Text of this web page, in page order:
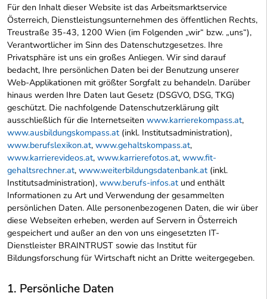
Für den Inhalt dieser Website ist das Arbeitsmarktservice
Österreich, Dienstleistungsunternehmen des öffentlichen Rechts,
Treustraße 35-43, 1200 Wien (im Folgenden „wir“ bzw. „uns“),
Verantwortlicher im Sinn des Datenschutzgesetzes. Ihre
Privatsphäre ist uns ein großes Anliegen. Wir sind darauf
bedacht, Ihre persönlichen Daten bei der Benutzung unserer
Web-Applikationen mit größter Sorgfalt zu behandeln. Darüber
hinaus werden Ihre Daten laut Gesetz (DSGVO, DSG, TKG)
geschützt. Die nachfolgende Datenschutzerklärung gilt
ausschließlich für die Internetseiten www.karrierekompass.at,
www.ausbildungskompass.at (inkl. Institutsadministration),
www.berufslexikon.at, www.gehaltskompass.at,
www.karrierevideos.at, www.karrierefotos.at, www.fit-
gehaltsrechner.at, www.weiterbildungsdatenbank.at (inkl.
Institutsadministration), www.berufs-infos.at und enthält
Informationen zu Art und Verwendung der gesammelten
persönlichen Daten. Alle personenbezogenen Daten, die wir über
diese Webseiten erheben, werden auf Servern in Österreich
gespeichert und außer an den von uns eingesetzten IT-
Dienstleister BRAINTRUST sowie das Institut für
Bildungsforschung für Wirtschaft nicht an Dritte weitergegeben.
1. Persönliche Daten